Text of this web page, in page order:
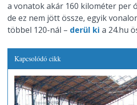
a vonatok akár 160 kilométer per
de ez nem jött össze, egyik
többel 120-nál – derül ki a 24.hu
Kapcsolódó cikk